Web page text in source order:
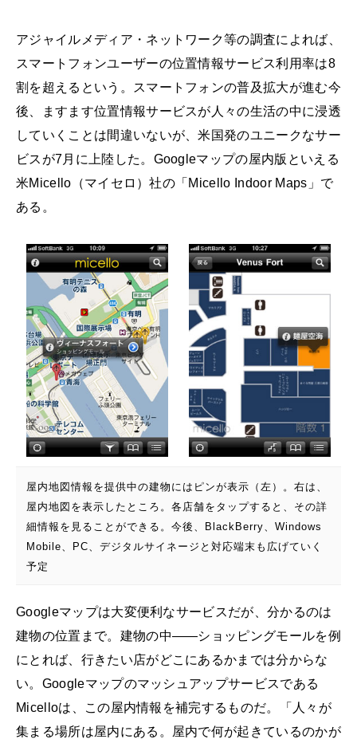
アジャイルメディア・ネットワーク等の調査によれば、
スマートフォンユーザーの位置情報サービス利用率は8
割を超えるという。スマートフォンの普及拡大が進む今
後、ますます位置情報サービスが人々の生活の中に浸透
していくことは間違いないが、米国発のユニークなサー
ビスが7月に上陸した。Googleマップの屋内版といえる
米Micello（マイセロ）社の「Micello Indoor Maps」で
ある。
屋内地図情報を提供中の建物にはピンが表示（左）。右は、
屋内地図を表示したところ。各店舗をタップすると、その詳
細情報を見ることができる。今後、BlackBerry、Windows
Mobile、PC、デジタルサイネージと対応端末も広げていく
予定
Googleマップは大変便利なサービスだが、分かるのは
建物の位置まで。建物の中――ショッピングモールを例
にとれば、行きたい店がどこにあるかまでは分からな
い。Googleマップのマッシュアップサービスである
Micelloは、この屋内情報を補完するものだ。「人々が
集まる場所は屋内にある。屋内で何が起きているのかが